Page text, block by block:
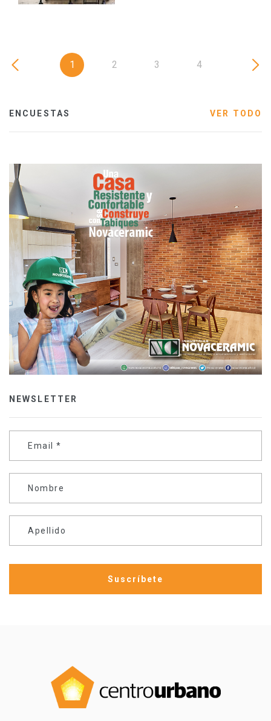
1 2 3 4
ENCUESTAS VER TODO
NEWSLETTER
Email *
Nombre
Apellido